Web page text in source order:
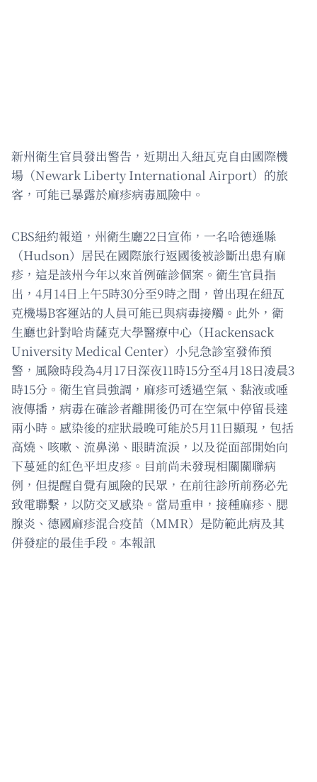
新州衛生官員發出警告，近期出入紐瓦克自由國際機
場（Newark Liberty International Airport）的旅
客，可能已暴露於麻疹病毒風險中。
CBS紐約報道，州衛生廳22日宣佈，一名哈德遜縣
（Hudson）居民在國際旅行返國後被診斷出患有麻
疹，這是該州今年以來首例確診個案。衛生官員指
出，4月14日上午5時30分至9時之間，曾出現在紐瓦
克機場B客運站的人員可能已與病毒接觸。此外，衛
生廳也針對哈肯薩克大學醫療中心（Hackensack
University Medical Center）小兒急診室發佈預
警，風險時段為4月17日深夜11時15分至4月18日凌晨3
時15分。衛生官員強調，麻疹可透過空氣、黏液或唾
液傳播，病毒在確診者離開後仍可在空氣中停留長達
兩小時。感染後的症狀最晚可能於5月11日顯現，包括
高燒、咳嗽、流鼻涕、眼睛流淚，以及從面部開始向
下蔓延的紅色平坦皮疹。目前尚未發現相關關聯病
例，但提醒自覺有風險的民眾，在前往診所前務必先
致電聯繫，以防交叉感染。當局重申，接種麻疹、腮
腺炎、德國麻疹混合疫苗（MMR）是防範此病及其
併發症的最佳手段。本報訊